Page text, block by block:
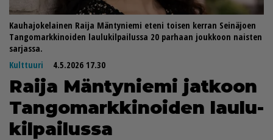
Kauhajokelainen Raija Mäntyniemi eteni toisen kerran Seinäjoen
Tangomarkkinoiden laulukilpailussa 20 parhaan joukkoon naisten
sarjassa.
Kulttuuri
4.5.2026 17.30
Rai­ja Män­ty­nie­mi jat­koon
Tan­go­mark­ki­noi­den lau­lu­
kil­pai­lus­sa